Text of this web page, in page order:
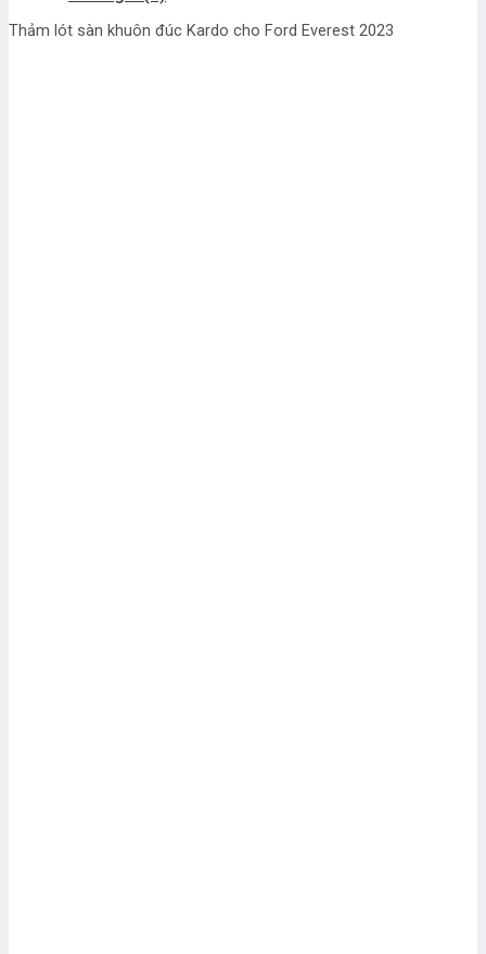
Thảm lót sàn khuôn đúc Kardo cho Ford Everest 2023